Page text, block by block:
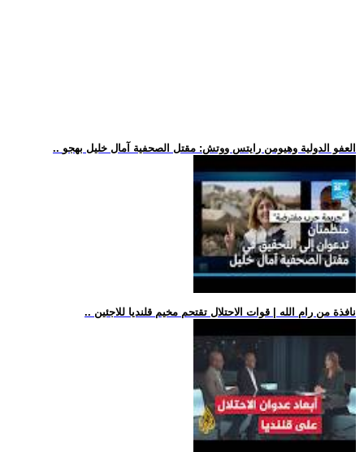
.. العفو الدولية وهيومن رايتس ووتش: مقتل الصحفية آمال خليل بهجو
.. نافذة من رام الله | قوات الاحتلال تقتحم مخيم قلنديا للاجئين